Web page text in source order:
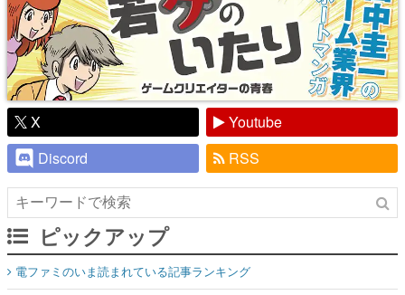
X
Youtube
Discord
RSS
ピックアップ
電ファミのいま読まれている記事ランキング